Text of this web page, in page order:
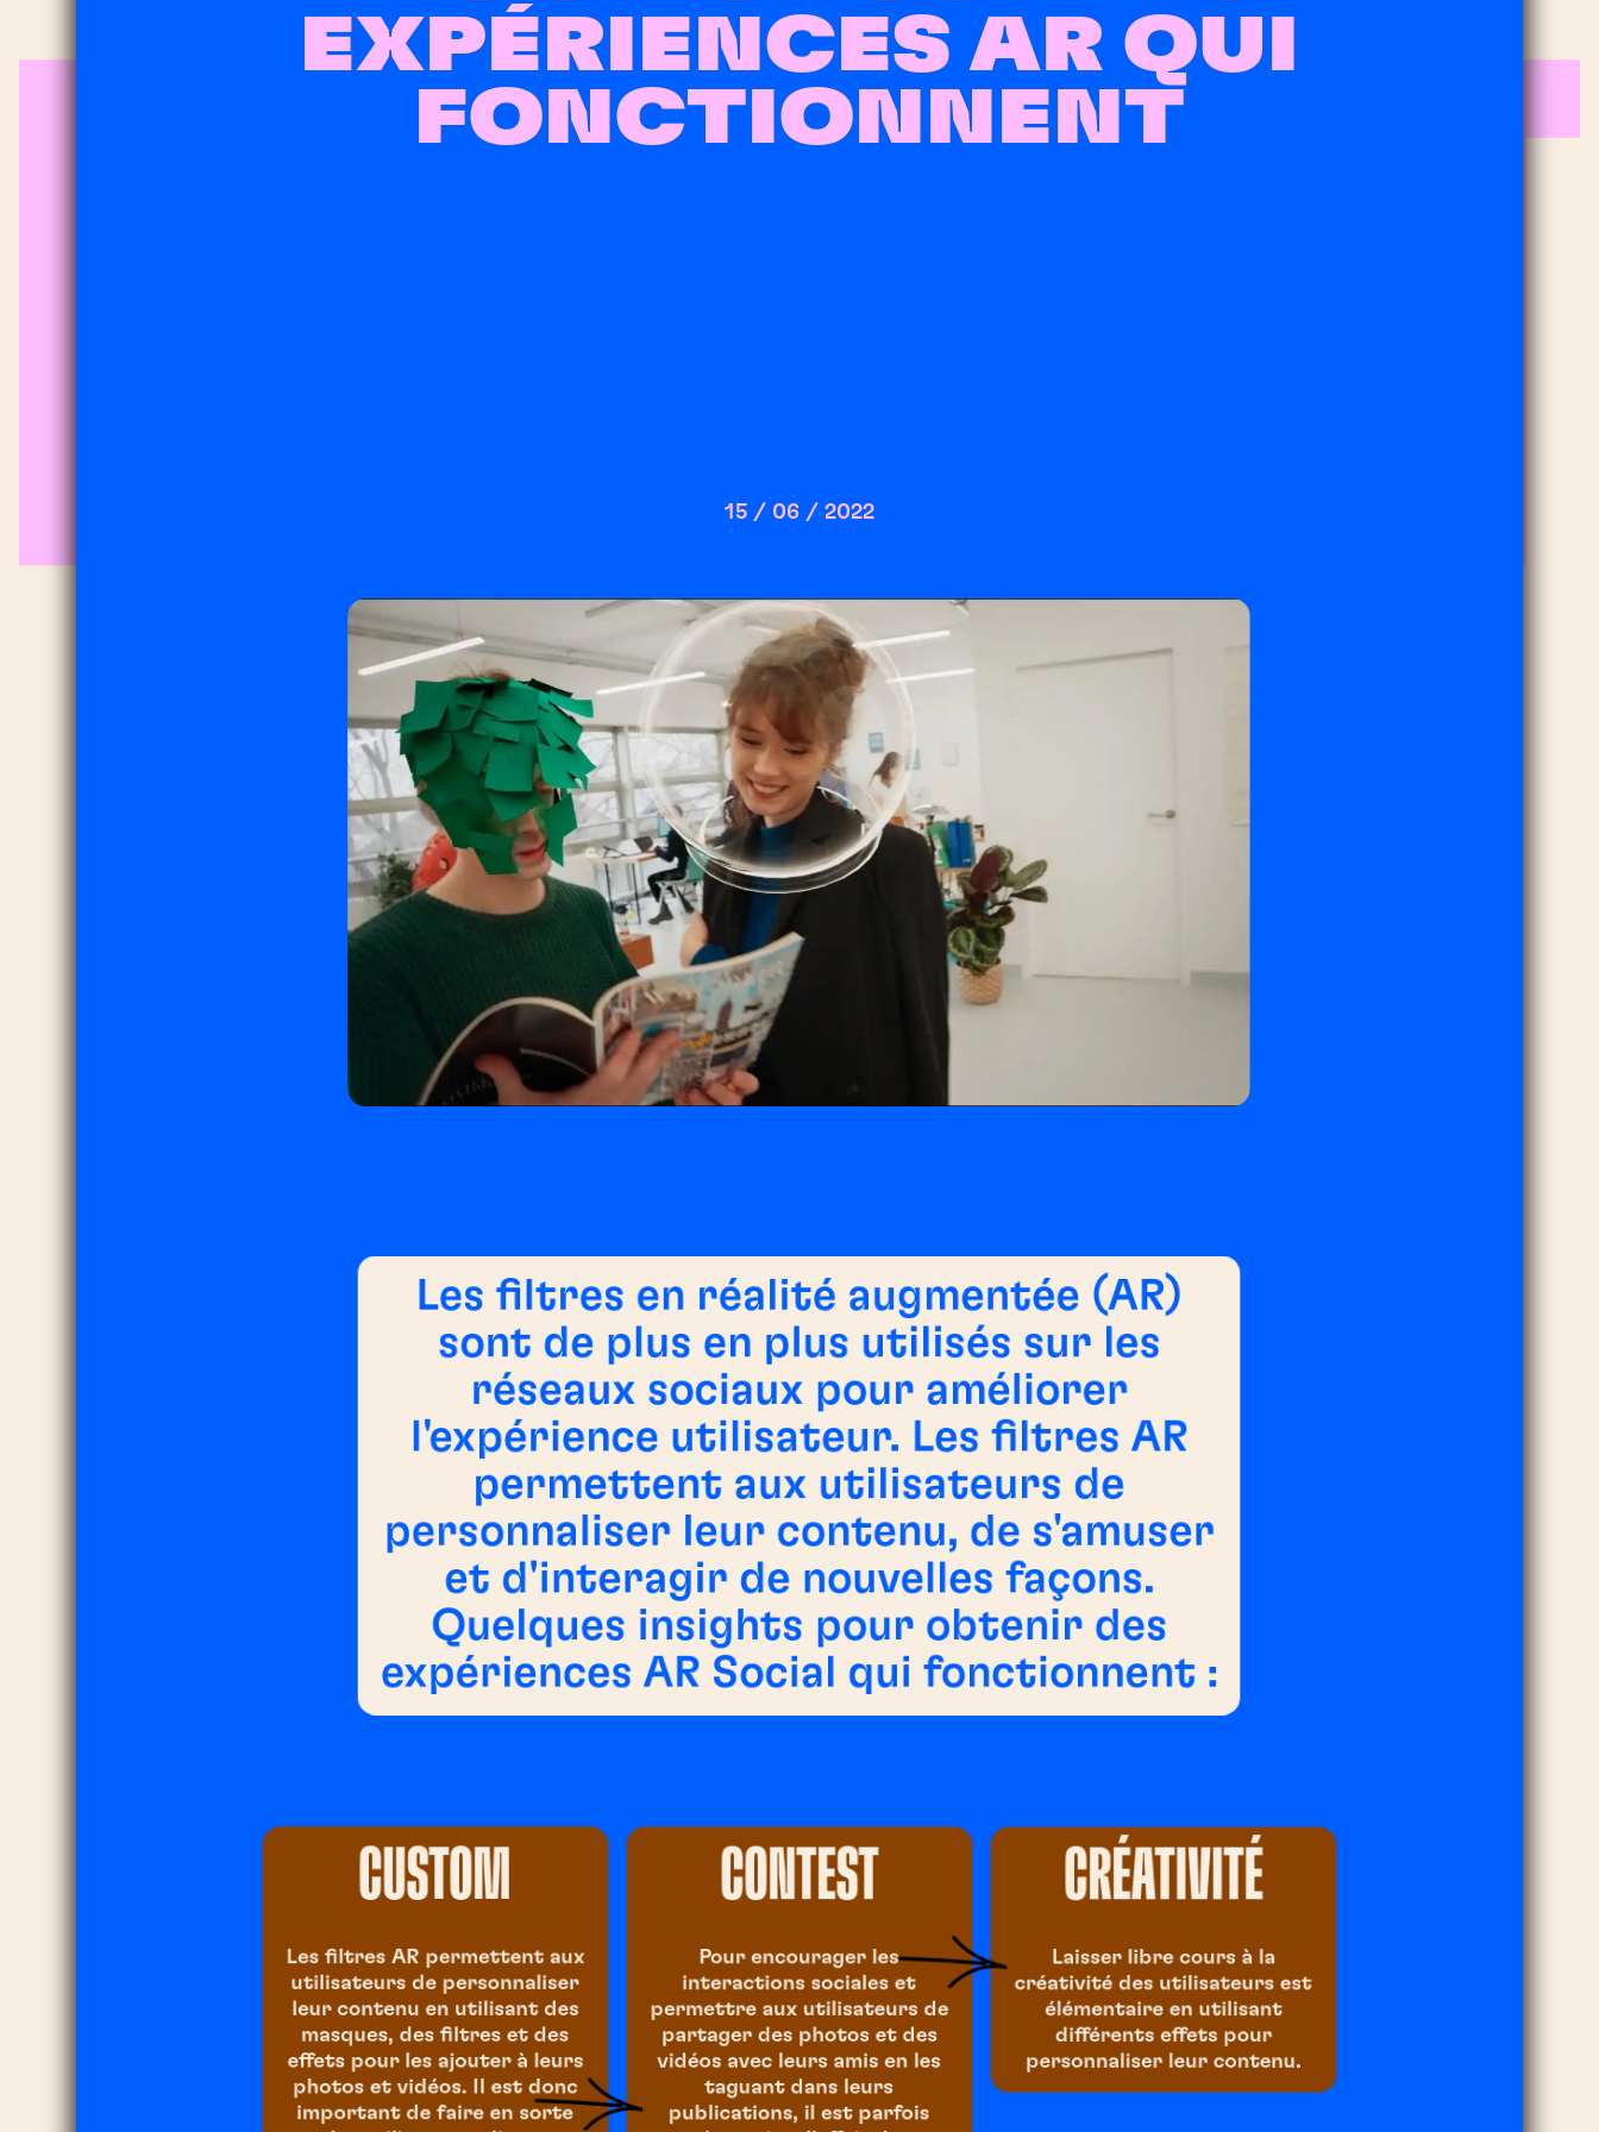
EXPÉRIENCES AR QUI
FONCTIONNENT
15 / 06 / 2022
Les filtres en réalité augmentée (AR)
sont de plus en plus utilisés sur les
réseaux sociaux pour améliorer
l'expérience utilisateur. Les filtres AR
permettent aux utilisateurs de
personnaliser leur contenu, de s'amuser
et d'interagir de nouvelles façons.
Quelques insights pour obtenir des
expériences AR Social qui fonctionnent :
CUSTOM
Les filtres AR permettent aux
utilisateurs de personnaliser
leur contenu en utilisant des
masques, des filtres et des
effets pour les ajouter à leurs
photos et vidéos. Il est donc
important de faire en sorte
CONTEST
Pour encourager les
interactions sociales et
permettre aux utilisateurs de
partager des photos et des
vidéos avec leurs amis en les
taguant dans leurs
publications, il est parfois
CRÉATIVITÉ
Laisser libre cours à la
créativité des utilisateurs est
élémentaire en utilisant
différents effets pour
personnaliser leur contenu.